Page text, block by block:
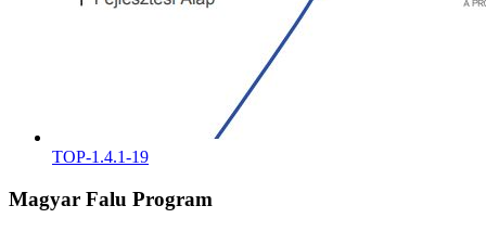
TOP-1.4.1-19
Magyar Falu Program